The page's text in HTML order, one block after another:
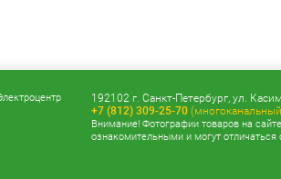
192102 г. Санкт-Петербург, ул.
+7 (812) 309-25-70
Внимание! Фотографии товаров на
ознакомительными и могут отличаться